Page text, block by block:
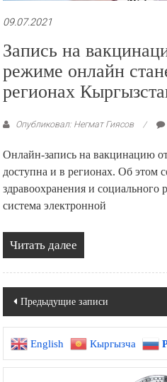
09.07.2021
Запись на
режиме онлайн
регионах
Опубликовал: Негмат Гиясов
Онлайн-запись на вакцинацию
доступна и в регионах. Об этом
здравоохранения и
система электронной
Читать далее
Навигация
по
записям
Предыдущие записи
English Кыргызча